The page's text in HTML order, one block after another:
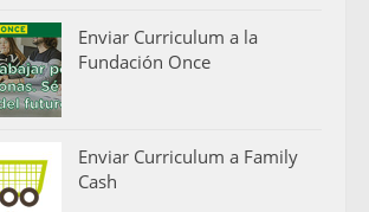
Enviar Curriculum a la
Fundación Once
Enviar Curriculum a Family
Cash